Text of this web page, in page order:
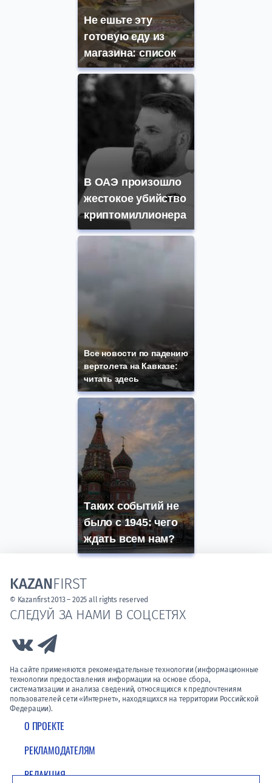
Не ешьте эту
готовую еду из
магазина: список
В ОАЭ произошло
жестокое убийство
криптомиллионера
Все новости по падению
вертолета на Кавказе:
читать здесь
Таких событий не
было с 1945: чего
ждать всем нам?
О ПРОЕКТЕ
РЕКЛАМОДАТЕЛЯМ
РЕДАКЦИЯ
СЛЕДУЙ ЗА НАМИ В СОЦСЕТЯХ
Link to Vk
На сайте применяются рекомендательные технологии (информационные
технологии предоставления информации на основе сбора,
систематизации и анализа сведений, относящихся к предпочтениям
пользователей сети «Интернет», находящихся на территории Российской
Федерации).
KAZANFIRST
© Kazanfirst 2013 – 2025 all rights reserved